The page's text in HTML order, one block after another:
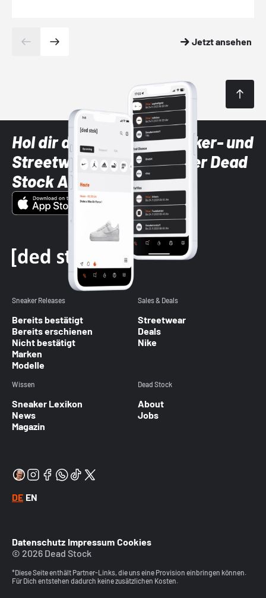
Jetzt ansehen
Hol dir die neuesten Sneaker- und
Streetwear-Brands mit der Dead
Stock App
Sneaker Releases
Bereits bestätigt
Bereits erschienen
Nicht bestätigt
Marken
Modelle
Sales & Deals
Streetwear
Deals
Nike
Wissen
Sneaker Lexikon
News
Magazin
Dead Stock
About
Jobs
DE EN
Datenschutz Impressum Cookies
© 2026 Dead Stock
*Diese Seite enthält Partner-Links, die uns eine Provision einbringen können.
Für Dich entstehen dadurch keine zusätzlichen Kosten.